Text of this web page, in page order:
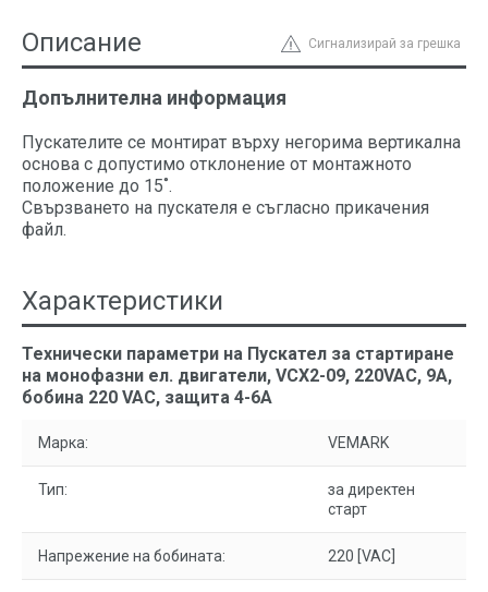
Сигнализирай за грешка
Описание
Допълнителна информация
Пускателите се монтират върху негорима вертикална
основа с допустимо отклонение от монтажното
положение до 15˚.
Свързването на пускателя е съгласно прикачения
файл.
Характеристики
Технически параметри на Пускател за стартиране
на монофазни ел. двигатели, VCX2-09, 220VAC, 9A,
бобина 220 VAC, защита 4-6А
Марка: VEMARK
Тип:
за директен
старт
Напрежение на бобината: 220 [VAC]